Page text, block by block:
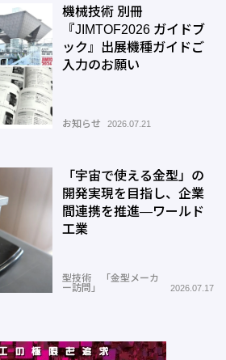
機械技術 別冊
『JIMTOF2026 ガイドブ
ック』出展機種ガイドご
入力のお願い
お知らせ 2026.07.21
「宇宙で使える金型」の
開発実現を目指し、企業
間連携を推進―ワールド
工業
型技術 「金型メーカ
ー訪問」
2026.07.17